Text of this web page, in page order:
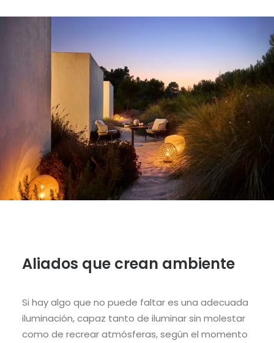
Aliados que crean ambiente
Si hay algo que no puede faltar es una adecuada
iluminación, capaz tanto de iluminar sin molestar
como de recrear atmósferas, según el momento